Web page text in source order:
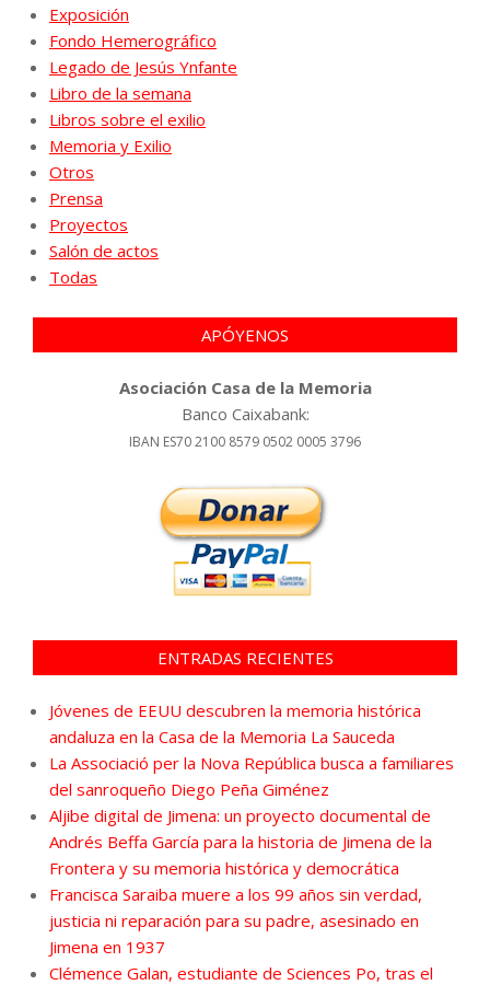
Exposición
Fondo Hemerográfico
Legado de Jesús Ynfante
Libro de la semana
Libros sobre el exilio
Memoria y Exilio
Otros
Prensa
Proyectos
Salón de actos
Todas
APÓYENOS
Asociación Casa de la Memoria
Banco Caixabank:
IBAN ES70 2100 8579 0502 0005 3796
ENTRADAS RECIENTES
Jóvenes de EEUU descubren la memoria histórica
andaluza en la Casa de la Memoria La Sauceda
La Associació per la Nova República busca a familiares
del sanroqueño Diego Peña Giménez
Aljibe digital de Jimena: un proyecto documental de
Andrés Beffa García para la historia de Jimena de la
Frontera y su memoria histórica y democrática
Francisca Saraiba muere a los 99 años sin verdad,
justicia ni reparación para su padre, asesinado en
Jimena en 1937
Clémence Galan, estudiante de Sciences Po, tras el